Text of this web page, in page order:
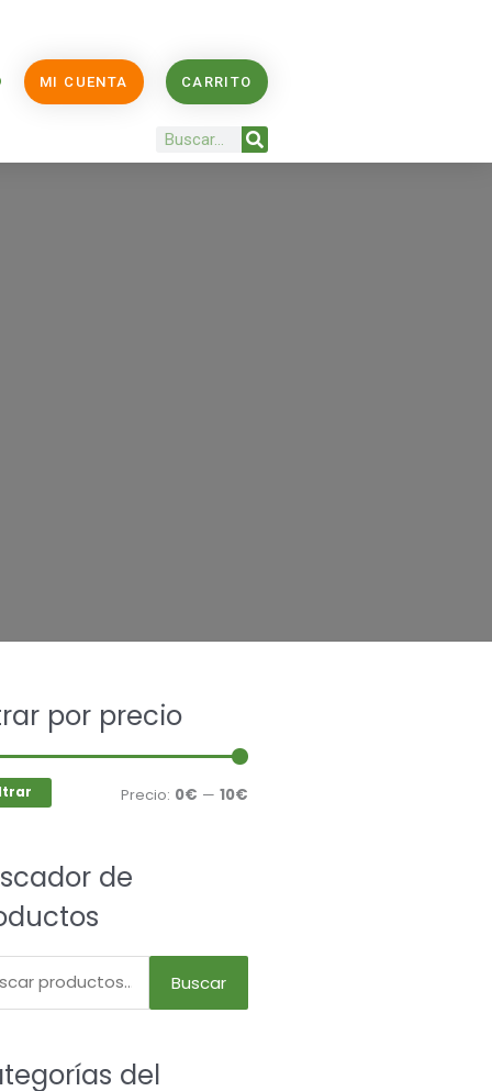
MI CUENTA CARRITO
Buscar
por precio
Precio: 0€ —10€
de
Buscar
del